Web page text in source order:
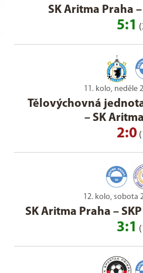
SK Aritma Praha –
5:1
11. kolo, neděle
Tělovýchovná
– SK
2:0
12. kolo, sobota
SK Aritma Praha –
3:1